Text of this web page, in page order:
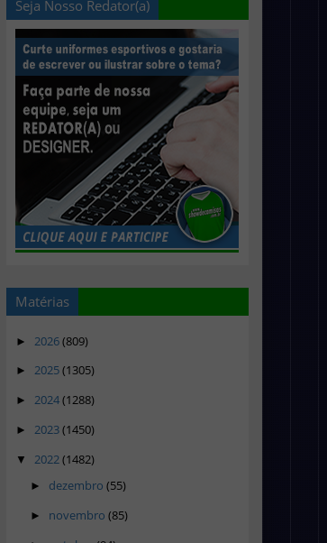
Seja Nosso Redator(a)
Matérias
► 2026(809)
► 2025(1305)
► 2024(1288)
► 2023(1450)
▼ 2022(1482)
► dezembro (55)
► novembro (85)